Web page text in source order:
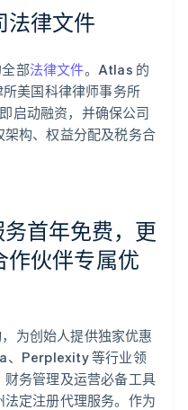
法律文件
部法律文件。Atlas 的
美国科律律师事务所
启动融资，并确保公司
构、权益分配及税务合
首年免费，更
作伙伴专属优
为创始人提供独家优惠
、Perplexity 等行业领
务管理及运营必备工具
定注册代理服务。作为